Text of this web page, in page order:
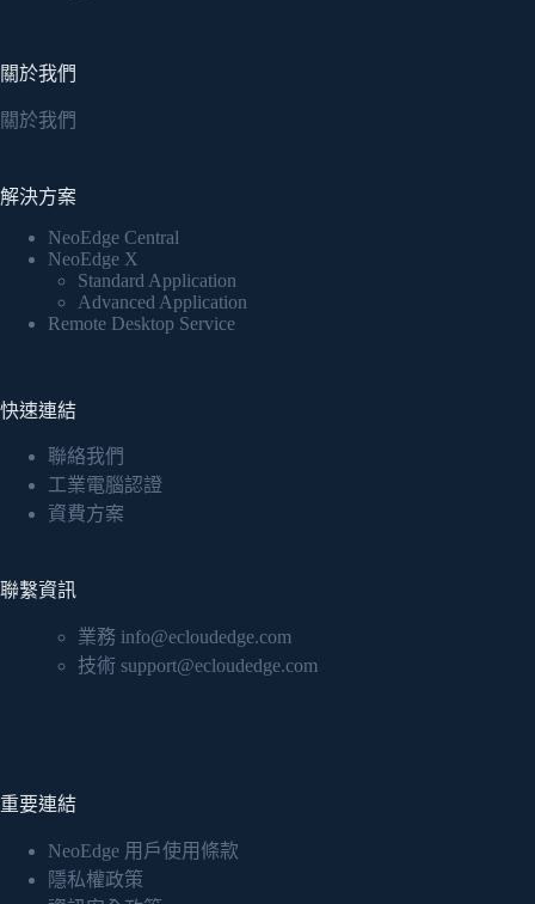
關於我們
關於我們
解決方案
NeoEdge Central
NeoEdge X
Standard Application
Advanced Application
Remote Desktop Service
快速連結
聯絡我們
工業電腦認證
資費方案
聯繫資訊
業務 info@ecloudedge.com
技術 support@ecloudedge.com
重要連結
NeoEdge 用戶使用條款
隱私權政策